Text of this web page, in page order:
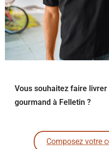
Vous souhaitez faire
gourmand à Felletin ?
Composez votre